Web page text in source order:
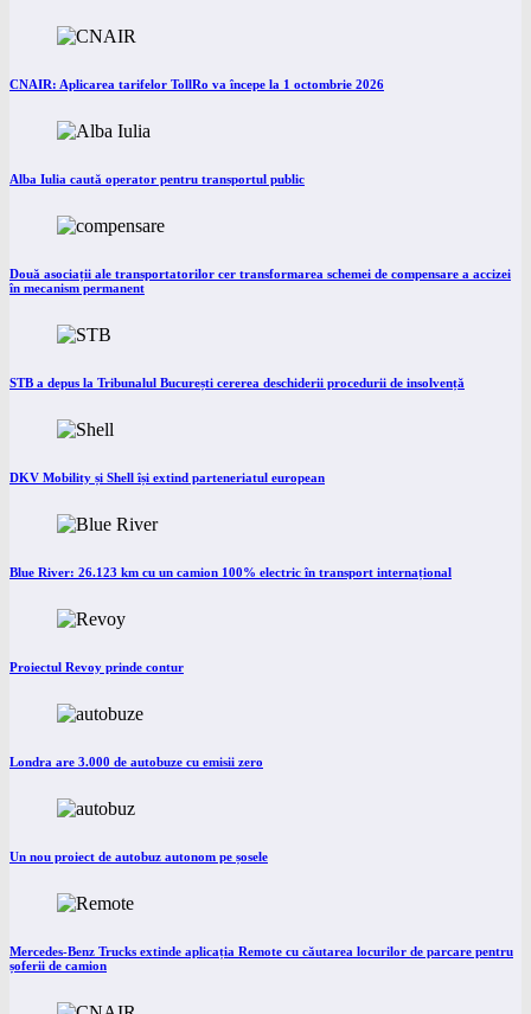
CNAIR: Aplicarea tarifelor TollRo va începe la 1 octombrie 2026
Alba Iulia caută operator pentru transportul public
Două asociații ale transportatorilor cer transformarea schemei de compensare a accizei
în mecanism permanent
STB a depus la Tribunalul București cererea deschiderii procedurii de insolvență
DKV Mobility și Shell își extind parteneriatul european
Blue River: 26.123 km cu un camion 100% electric în transport internațional
Proiectul Revoy prinde contur
Londra are 3.000 de autobuze cu emisii zero
Un nou proiect de autobuz autonom pe șosele
Mercedes-Benz Trucks extinde aplicația Remote cu căutarea locurilor de parcare pentru
șoferii de camion